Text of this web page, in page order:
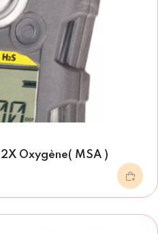
Oxygène( MSA )